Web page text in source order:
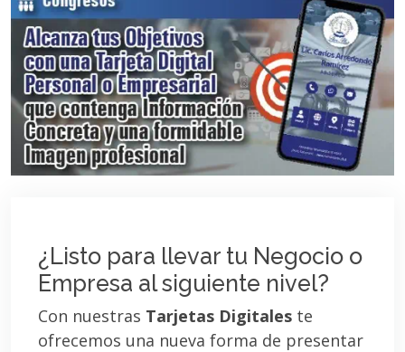
¿Listo para llevar tu Negocio o
Empresa al siguiente nivel?
Con nuestras Tarjetas Digitales te
ofrecemos una nueva forma de presentar